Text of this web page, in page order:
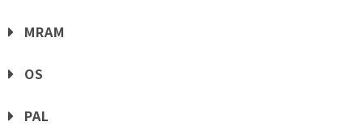
MRAM
OS
PAL